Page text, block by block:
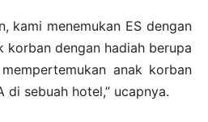
kami menemukan ES dengan
korban dengan hadiah berupa
anak korban
di sebuah hotel,” ucapnya.